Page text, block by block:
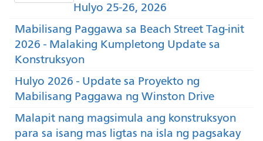
Hulyo 25-26, 2026
Mabilisang Paggawa sa Beach Street Tag-init
2026 - Malaking Kumpletong Update sa
Konstruksyon
Hulyo 2026 - Update sa Proyekto ng
Mabilisang Paggawa ng Winston Drive
Malapit nang magsimula ang konstruksyon
para sa isang mas ligtas na isla ng pagsakay